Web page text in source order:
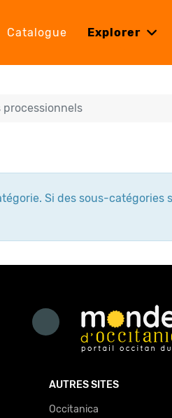
Catalogue Explorer
processionnels
Si des sous-
AUTRES SITES
Occitanica